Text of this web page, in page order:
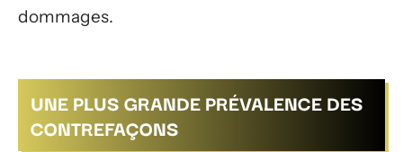
dommages.
UNE PLUS GRANDE PRÉVALENCE DES
CONTREFAÇONS